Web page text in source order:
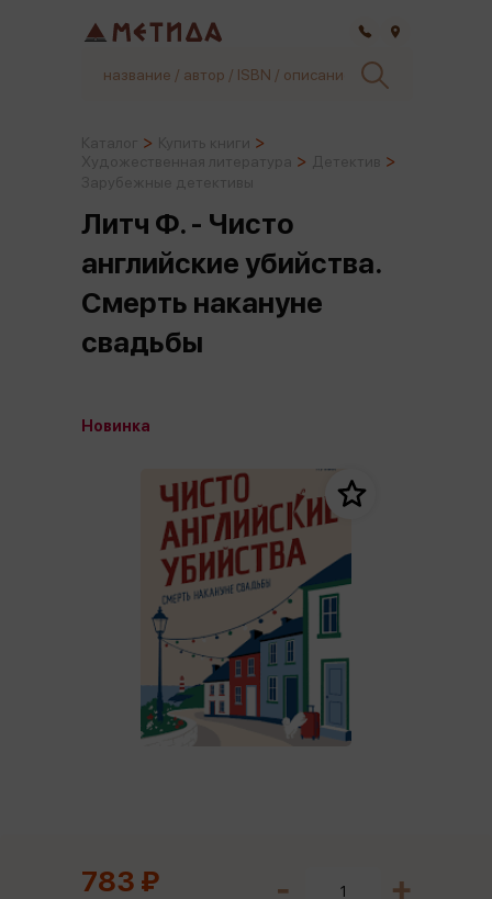
Литч Ф. - Чисто
английские убийства.
Смерть накануне
свадьбы
Новинка
783 ₽